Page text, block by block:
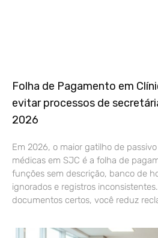
Folha de Pagamento em
evitar processos de
2026
Em 2026, o maior gatilho de
médicas em SJC é a folha de
funções sem descrição, banco de
ignorados e registros
documentos certos, você reduz